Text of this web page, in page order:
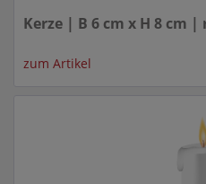
Kerze | B 6 cm x H 8 cm
zum Artikel